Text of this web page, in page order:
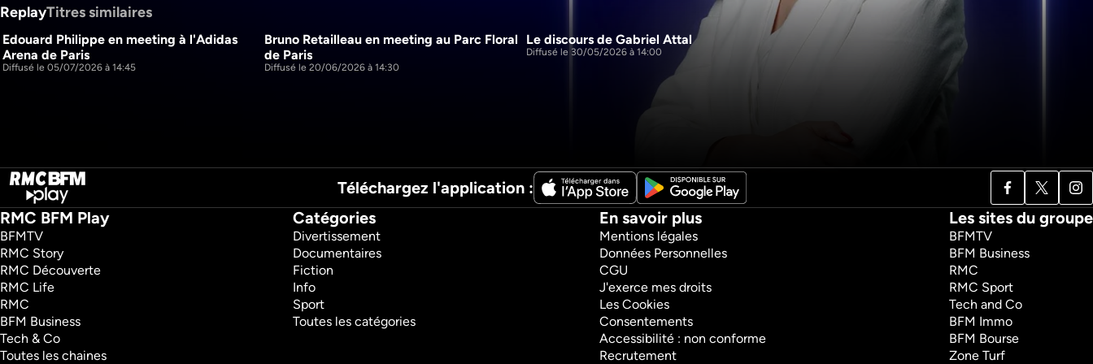
ReplayTitres similaires
1h43m
Edouard Philippe en meeting à l'Adidas
Arena de Paris
Diffusé le 05/07/2026 à 14:45
1h6m
Bruno Retailleau en meeting au Parc Floral
de Paris
Diffusé le 20/06/2026 à 14:30
Le discours de Gabriel Attal
Diffusé le 30/05/2026 à 14:00
Téléchargez l'application :
RMC BFM Play
BFMTV
RMC Story
RMC Découverte
RMC Life
RMC
BFM Business
Tech & Co
Toutes les chaines
Catégories
Divertissement
Documentaires
Fiction
Info
Sport
Toutes les catégories
En savoir plus
Mentions légales
Données Personnelles
CGU
J'exerce mes droits
Les Cookies
Consentements
Accessibilité : non conforme
Recrutement
Les sites du groupe
BFMTV
BFM Business
RMC
RMC Sport
Tech and Co
BFM Immo
BFM Bourse
Zone Turf